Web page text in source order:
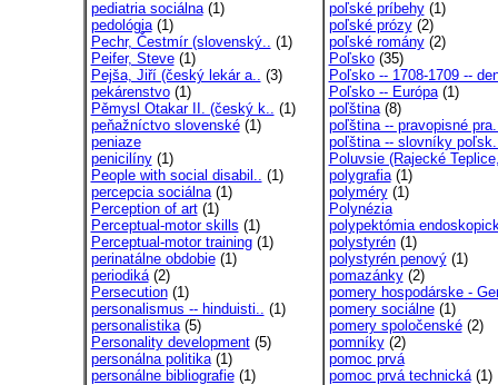
pediatria sociálna(1)
pedológia(1)
Pechr, Čestmír (slovenský.. (1)
Peifer, Steve(1)
Pejša, Jiří (český lekár a.. (3)
pekárenstvo(1)
Pěmysl Otakar II. (český k.. (1)
peňažníctvo slovenské(1)
peniaze
penicilíny(1)
People with social disabil.. (1)
percepcia sociálna(1)
Perception of art(1)
Perceptual-motor skills (1)
Perceptual-motor training(1)
perinatálne obdobie(1)
periodiká(2)
Persecution(1)
personalismus -- hinduisti.. (1)
personalistika(5)
Personality development(5)
personálna politika(1)
personálne bibliografie(1)
poľské príbehy(1)
poľské prózy(2)
poľské romány(2)
Poľsko(35)
Poľsko -- 1708-1709 --
Poľsko -- Európa(1)
poľština(8)
poľština -- pravopisné
poľština -- slovníky
Poluvsie (Rajecké
polygrafia(1)
polyméry(1)
Polynézia
polypektómia
polystyrén(1)
polystyrén penový(1)
pomazánky(2)
pomery hospodárske -
pomery sociálne(1)
pomery spoločenské(2)
pomníky(2)
pomoc prvá
pomoc prvá technická(1)